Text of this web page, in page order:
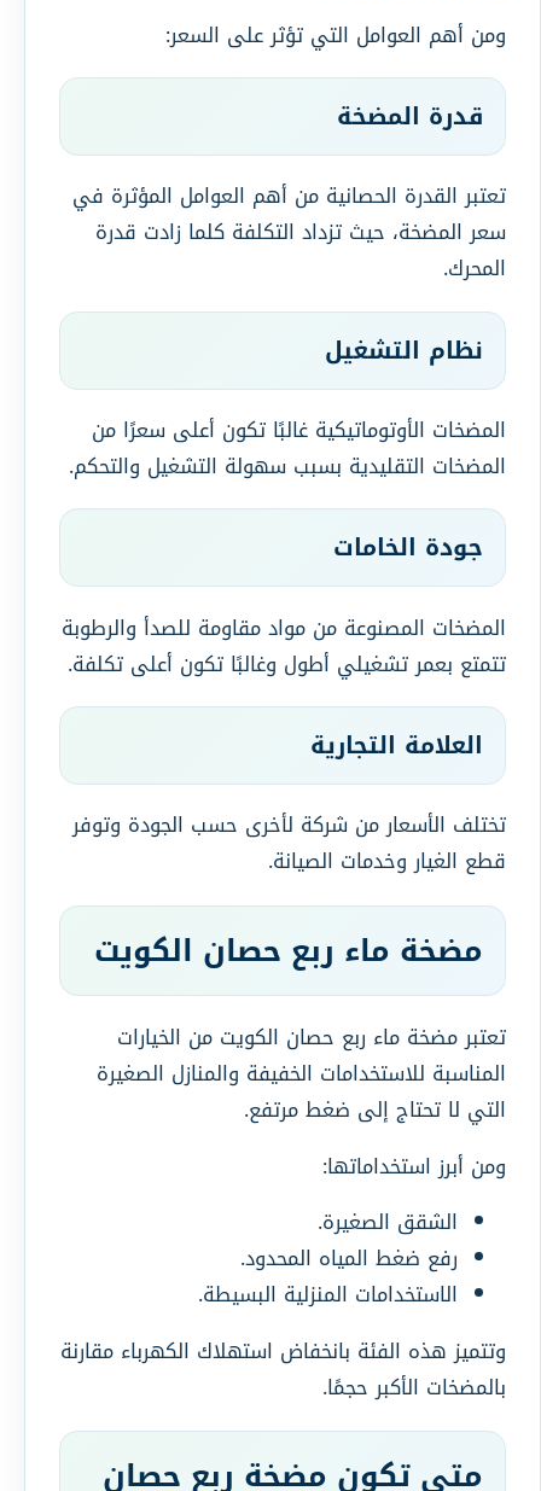
ومن أهم العوامل التي تؤثر على السعر:
قدرة المضخة
تعتبر القدرة الحصانية من أهم العوامل المؤثرة في
سعر المضخة، حيث تزداد التكلفة كلما زادت قدرة
المحرك.
نظام التشغيل
المضخات الأوتوماتيكية غالبًا تكون أعلى سعرًا من
المضخات التقليدية بسبب سهولة التشغيل والتحكم.
جودة الخامات
المضخات المصنوعة من مواد مقاومة للصدأ والرطوبة
تتمتع بعمر تشغيلي أطول وغالبًا تكون أعلى تكلفة.
العلامة التجارية
تختلف الأسعار من شركة لأخرى حسب الجودة وتوفر
قطع الغيار وخدمات الصيانة.
مضخة ماء ربع حصان الكويت
تعتبر مضخة ماء ربع حصان الكويت من الخيارات
المناسبة للاستخدامات الخفيفة والمنازل الصغيرة
التي لا تحتاج إلى ضغط مرتفع.
ومن أبرز استخداماتها:
الشقق الصغيرة.
رفع ضغط المياه المحدود.
الاستخدامات المنزلية البسيطة.
وتتميز هذه الفئة بانخفاض استهلاك الكهرباء مقارنة
بالمضخات الأكبر حجمًا.
متى تكون مضخة ربع حصان